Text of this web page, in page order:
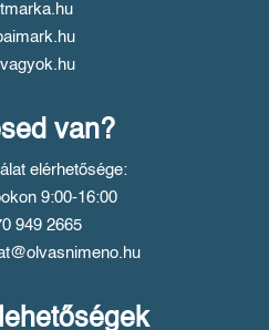
van?
elérhetősége:
9:00-16:00
949 2665